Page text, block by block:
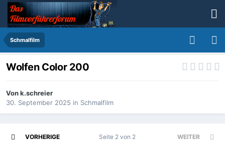
Schmalfilm
Wolfen Color 200
Vonk.schreier
30. September 2025 in Schmalfilm
VORHERIGE WEITER
Seite 2 von 2